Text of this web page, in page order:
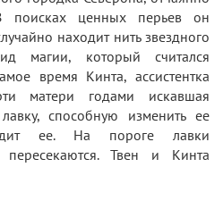
поисках ценных перьев он
находит нить звездного
магии, который считался
время Кинта, ассистентка
матери годами искавшая
способную изменить ее
ее. На пороге лавки
Твен и Кинта